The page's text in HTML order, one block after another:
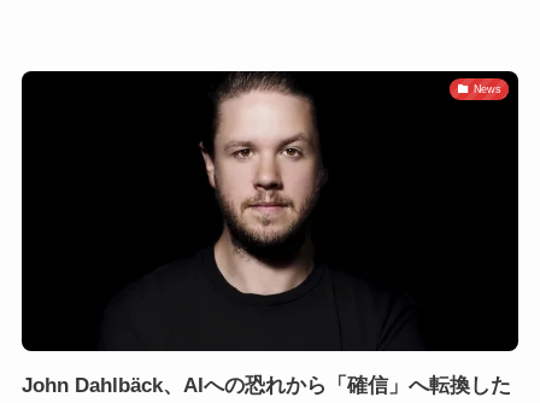
News
John Dahlbäck、AIへの恐れから「確信」へ転換した